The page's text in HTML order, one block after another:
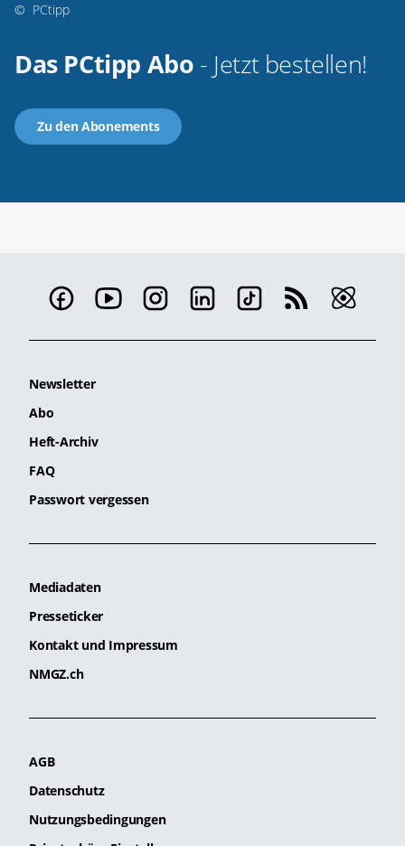
© PCtipp
Das PCtipp Abo - Jetzt bestellen!
Zu den Abonements
Newsletter
Abo
Heft-Archiv
FAQ
Passwort vergessen
Mediadaten
Presseticker
Kontakt und Impressum
NMGZ.ch
AGB
Datenschutz
Nutzungsbedingungen